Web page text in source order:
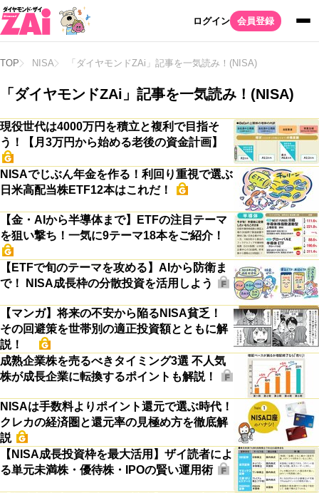
ログイン 会員登録
TOP NISA 「ダイヤモンドZAi」記事を一気読み！(NISA)
「ダイヤモンドZAi」記事を一気読み！(NISA)
現役世代は4000万円を積立と複利で目指そ
う！【月3万円から始める老後の資金計画】
NISAでじぶん年金を作る！利回り重視で選ぶ
日米高配当株ETF12本はこれだ！
【金・AIから半導体まで】ETFの注目テーマ
を狙い撃ち！一気に9テーマ18本をご紹介！
【ETFで旬のテーマを攻める】AIから防衛ま
で！ NISA成長枠の分散投資を活用しよう
【マンガ】将来の不安から陥るNISA貧乏！
その回避策を世帯別の適正投資額とともに解
説！
成熟企業株を売るべきタイミング3選 不人気
株が成長企業に転換するポイントも解説！
NISAは手数料よりポイント還元で選ぶ時代！
クレカの経済圏と還元率の見極め方を徹底解
説
【NISA成長投資枠を最大活用】ザイ読者によ
る単元未満株・優待株・IPOの賢い運用術